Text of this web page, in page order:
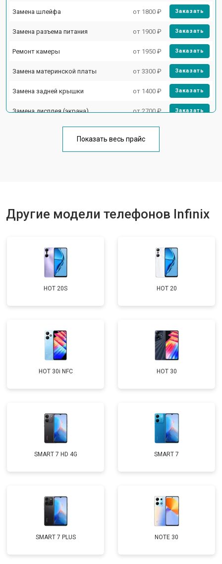
Замена шлейфа от 1800 ₽ Заказать
Замена разъема питания от 1900 ₽ Заказать
Ремонт камеры от 1950 ₽ Заказать
Замена материнской платы от 3300 ₽ Заказать
Замена задней крышки от 1400 ₽ Заказать
Замена дисплея (экрана) от 2700 ₽ Заказать
Замена кнопки включения от 1750 ₽
Показать весь прайс
Другие модели телефонов Infinix
HOT 20S HOT 20
HOT 30i NFC HOT 30
SMART 7 HD 4G SMART 7
SMART 7 PLUS NOTE 30